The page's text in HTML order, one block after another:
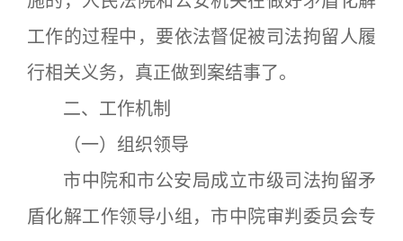
工作的过程中，要依法督促被司法拘留人履
行相关义务，真正做到案结事了。
二、工作机制
（一）组织领导
市中院和市公安局成立市级司法拘留矛
盾化解工作领导小组，市中院审判委员会专